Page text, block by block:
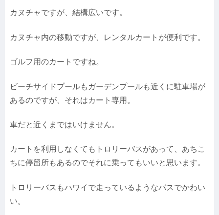
カヌチャですが、結構広いです。
カヌチャ内の移動ですが、レンタルカートが便利です。
ゴルフ用のカートですね。
ビーチサイドプールもガーデンプールも近くに駐車場が
あるのですが、それはカート専用。
車だと近くまではいけません。
カートを利用しなくてもトロリーバスがあって、あちこ
ちに停留所もあるのでそれに乗ってもいいと思います。
トロリーバスもハワイで走っているようなバスでかわい
い。